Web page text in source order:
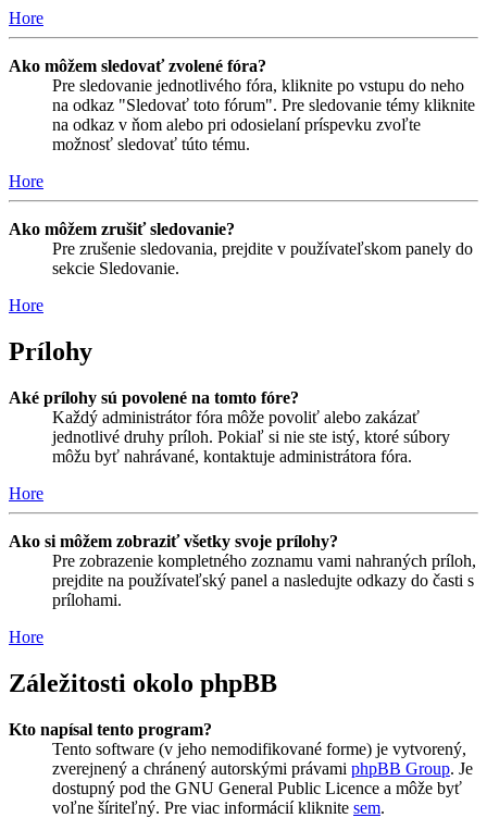
Hore
Ako môžem sledovať zvolené fóra?
Pre sledovanie jednotlivého fóra, kliknite po vstupu do neho
na odkaz "Sledovať toto fórum". Pre sledovanie témy kliknite
na odkaz v ňom alebo pri odosielaní príspevku zvoľte
možnosť sledovať túto tému.
Hore
Ako môžem zrušiť sledovanie?
Pre zrušenie sledovania, prejdite v používateľskom panely do
sekcie Sledovanie.
Hore
Prílohy
Aké prílohy sú povolené na tomto fóre?
Každý administrátor fóra môže povoliť alebo zakázať
jednotlivé druhy príloh. Pokiaľ si nie ste istý, ktoré súbory
môžu byť nahrávané, kontaktuje administrátora fóra.
Hore
Ako si môžem zobraziť všetky svoje prílohy?
Pre zobrazenie kompletného zoznamu vami nahraných príloh,
prejdite na používateľský panel a nasledujte odkazy do časti s
prílohami.
Hore
Záležitosti okolo phpBB
Kto napísal tento program?
Tento software (v jeho nemodifikované forme) je vytvorený,
zverejnený a chránený autorskými právami phpBB Group. Je
dostupný pod the GNU General Public Licence a môže byť
voľne šíriteľný. Pre viac informácií kliknite sem.